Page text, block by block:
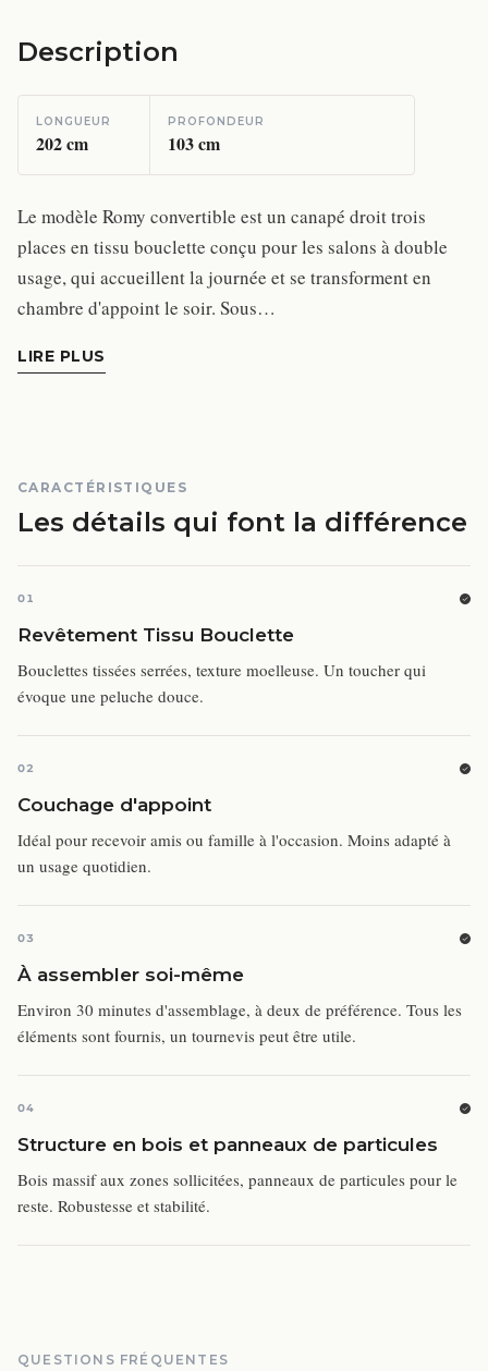
Description
LONGUEUR
202cm
PROFONDEUR
103cm
Le modèle Romy convertible est un canapé droit trois
places en tissu bouclette conçu pour les salons à double
usage, qui accueillent la journée et se transforment en
chambre d'appoint le soir. Sous…
LIRE PLUS
CARACTÉRISTIQUES
Les détails qui font la différence
01
Revêtement Tissu Bouclette
Bouclettes tissées serrées, texture moelleuse. Un toucher qui
évoque une peluche douce.
02
Couchage d'appoint
Idéal pour recevoir amis ou famille à l'occasion. Moins adapté à
un usage quotidien.
03
À assembler soi-même
Environ 30 minutes d'assemblage, à deux de préférence. Tous les
éléments sont fournis, un tournevis peut être utile.
04
Structure en bois et panneaux de particules
Bois massif aux zones sollicitées, panneaux de particules pour le
reste. Robustesse et stabilité.
QUESTIONS FRÉQUENTES